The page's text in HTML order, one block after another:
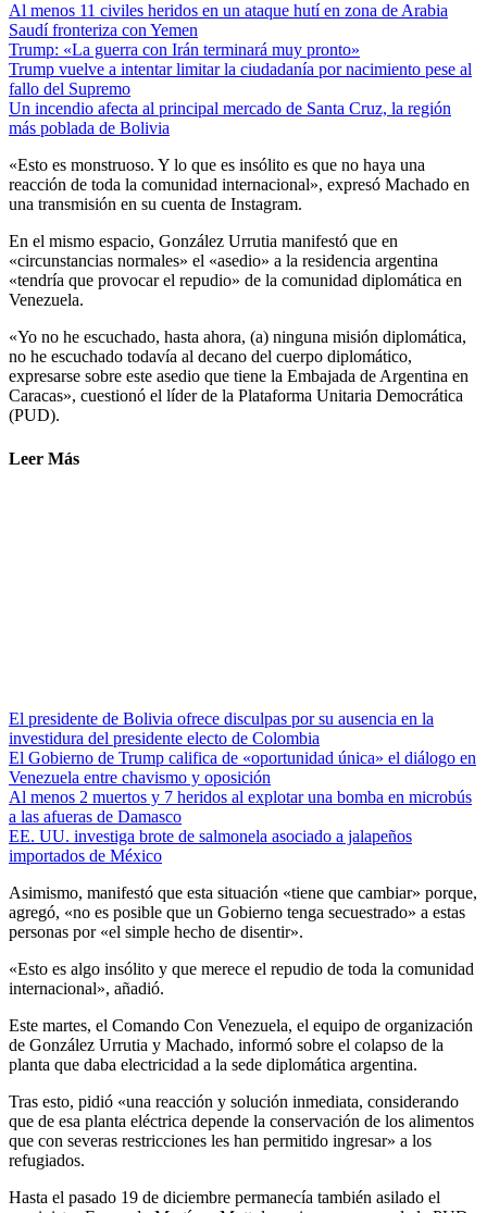
Al menos 11 civiles heridos en un ataque hutí en zona de Arabia
Saudí fronteriza con Yemen
Trump: «La guerra con Irán terminará muy pronto»
Trump vuelve a intentar limitar la ciudadanía por nacimiento pese al
fallo del Supremo
Un incendio afecta al principal mercado de Santa Cruz, la región
más poblada de Bolivia
«Esto es monstruoso. Y lo que es insólito es que no haya una
reacción de toda la comunidad internacional», expresó Machado en
una transmisión en su cuenta de Instagram.
En el mismo espacio, González Urrutia manifestó que en
«circunstancias normales» el «asedio» a la residencia argentina
«tendría que provocar el repudio» de la comunidad diplomática en
Venezuela.
«Yo no he escuchado, hasta ahora, (a) ninguna misión diplomática,
no he escuchado todavía al decano del cuerpo diplomático,
expresarse sobre este asedio que tiene la Embajada de Argentina en
Caracas», cuestionó el líder de la Plataforma Unitaria Democrática
(PUD).
Leer Más
El presidente de Bolivia ofrece disculpas por su ausencia en la
investidura del presidente electo de Colombia
El Gobierno de Trump califica de «oportunidad única» el diálogo en
Venezuela entre chavismo y oposición
Al menos 2 muertos y 7 heridos al explotar una bomba en microbús
a las afueras de Damasco
EE. UU. investiga brote de salmonela asociado a jalapeños
importados de México
Asimismo, manifestó que esta situación «tiene que cambiar» porque,
agregó, «no es posible que un Gobierno tenga secuestrado» a estas
personas por «el simple hecho de disentir».
«Esto es algo insólito y que merece el repudio de toda la comunidad
internacional», añadió.
Este martes, el Comando Con Venezuela, el equipo de organización
de González Urrutia y Machado, informó sobre el colapso de la
planta que daba electricidad a la sede diplomática argentina.
Tras esto, pidió «una reacción y solución inmediata, considerando
que de esa planta eléctrica depende la conservación de los alimentos
que con severas restricciones les han permitido ingresar» a los
refugiados.
Hasta el pasado 19 de diciembre permanecía también asilado el